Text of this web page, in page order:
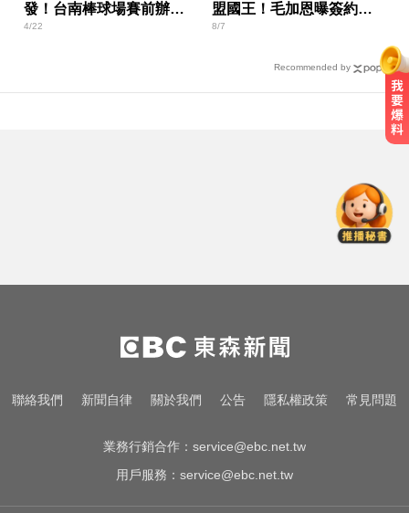
發！台南棒球場賽前辦直
播派對
4/22
盟國王！毛加恩曝簽約關
鍵
8/7
Recommended by
能力勝過特斯拉
喉嚨痛別輕忽！醫揭口咽癌4警訊
不菸不酒也可能中招
一變天膝蓋就發癢？李祖寧自曝半
星！
聯絡我們 新聞自律 關於我們 公告 隱私權政策 常見問題
業務行銷合作： service@ebc.net.tw
用戶服務： service@ebc.net.tw